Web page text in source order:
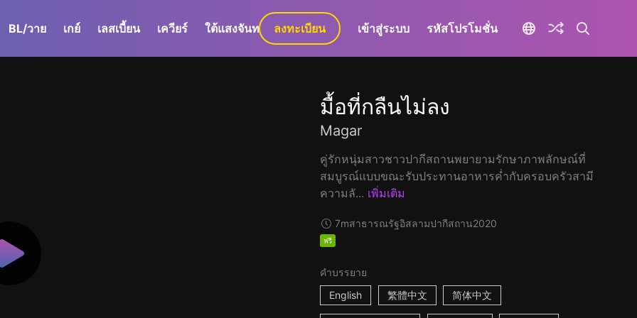
BL/วาย เกย์ เลสเบี้ยน เควียร์ ใต้แสงจันทร์ GaLa+
ลงทะเบียน เข้าสู่ระบบ รหัสโปรโมชั่น
มื้อที่กลืนไม่ลง
Magar
คู่รักหนุ่มสาวชาวปากีสถานพยายามรักษาภาพลักษณ์ที่
สมบูรณ์แบบขณะรับประทานอาหารค่ำกับครอบครัวสามี
ความลั... เพิ่มเติม
7mสาธารณรัฐอิสลามปากีสถาน2020
ฟรี
คำบรรยาย
English
繁體中文 简体中文